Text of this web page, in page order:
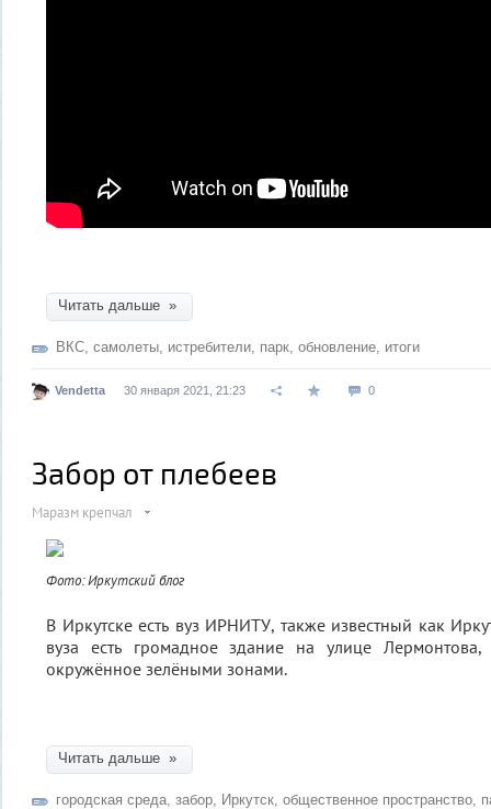
Читать дальше »
ВКС самолеты истребители парк обновление итоги
Vendetta 30 января 2021, 21:23 0
Забор от плебеев
Маразм крепчал
Фото: Иркутский блог
В Иркутске есть вуз ИРНИТУ, также известный как
вуза есть громадное здание на улице
окружённое зелёными зонами.
Читать дальше »
городская среда забор Иркутск общественное пространство